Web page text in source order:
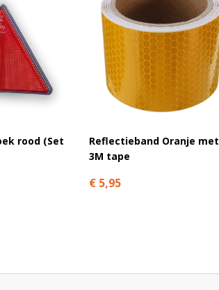
rood (Set
Reflectieband Oranje met
3M tape
€ 5,95